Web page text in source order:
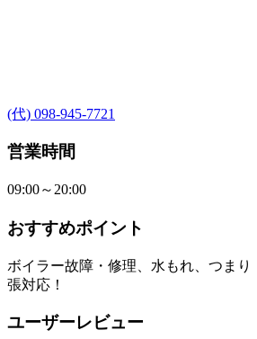
(代) 098-945-7721
営業時間
09:00～20:00
おすすめポイント
ボイラー故障・修理、水もれ、つま
張対応！
ユーザーレビュー